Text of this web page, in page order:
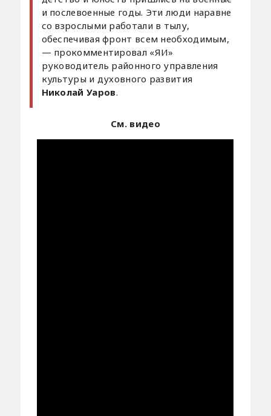
и послевоенные годы. Эти люди наравне
со взрослыми работали в тылу,
обеспечивая фронт всем необходимым,
— прокомментировал «ЯИ»
руководитель районного управления
культуры и духовного развития
Николай Уаров.
См. видео